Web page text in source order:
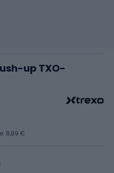
up TXO-
8,89 €